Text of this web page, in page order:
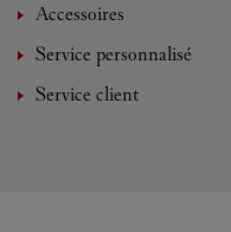
Accessoires
Service personnalisé
Service client